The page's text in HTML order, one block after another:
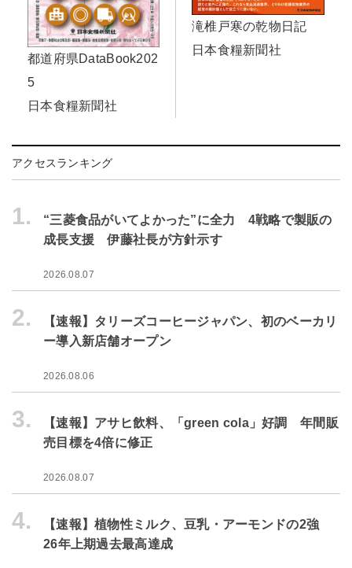
都道府県DataBook202
5
日本食糧新聞社
滝椎戸寒の乾物日記
日本食糧新聞社
アクセスランキング
1.
“三菱食品がいてよかった”に全力 4戦略で製販の
成長支援 伊藤社長が方針示す
2026.08.07
2.
【速報】タリーズコーヒージャパン、初のベーカリ
ー導入新店舗オープン
2026.08.06
3.
【速報】アサヒ飲料、「green cola」好調 年間販
売目標を4倍に修正
2026.08.07
4.
【速報】植物性ミルク、豆乳・アーモンドの2強
26年上期過去最高達成